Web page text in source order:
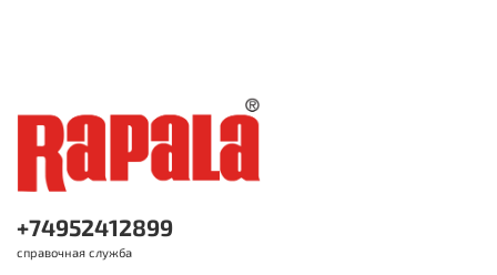
+74952412899
справочная служба